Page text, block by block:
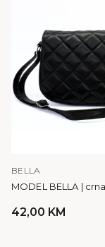
BELLA
MODEL BELLA | crna
42,00 KM